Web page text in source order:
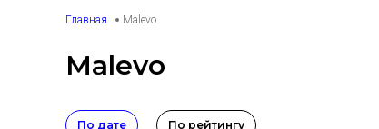
Главная Malevo
Malevo
По дате По рейтингу